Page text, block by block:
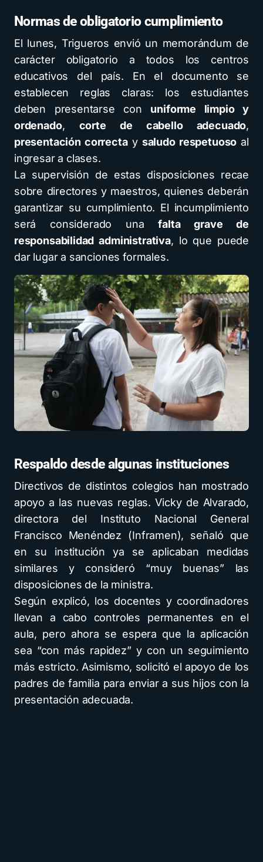
Normas de obligatorio cumplimiento
El lunes, Trigueros envió un memorándum de
carácter obligatorio a todos los centros
educativos del país. En el documento se
establecen reglas claras: los estudiantes
deben presentarse con uniforme limpio y
ordenado, corte de cabello adecuado,
presentación correctay saludo respetuoso al
ingresar a clases.
La supervisión de estas disposiciones recae
sobre directores y maestros, quienes deberán
garantizar su cumplimiento. El incumplimiento
será considerado unafalta grave de
responsabilidad administrativa, lo que puede
dar lugar a sanciones formales.
Respaldo desde algunas instituciones
Directivos de distintos colegios han mostrado
apoyo a las nuevas reglas. Vicky de Alvarado,
directora del Instituto Nacional General
Francisco Menéndez (Inframen), señaló que
en su institución ya se aplicaban medidas
similares y consideró “muy buenas” las
disposiciones de la ministra.
Según explicó, los docentes y coordinadores
llevan a cabo controles permanentes en el
aula, pero ahora se espera que la aplicación
sea “con más rapidez” y con un seguimiento
más estricto. Asimismo, solicitó el apoyo de los
padres de familia para enviar a sus hijos con la
presentación adecuada.